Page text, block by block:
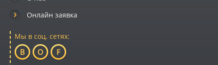
Онлайн заявка
Мы в соц. сетях:
B O F